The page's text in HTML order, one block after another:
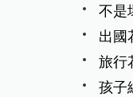
不是
出國
旅行
孩子